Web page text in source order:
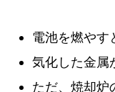
電池を燃やす
気化した金属
ただ、焼却炉